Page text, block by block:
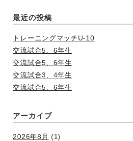
最近の投稿
トレーニングマッチU-10
交流試合5、6年生
交流試合5、6年生
交流試合3、4年生
交流試合5、6年生
アーカイブ
2026年8月 (1)